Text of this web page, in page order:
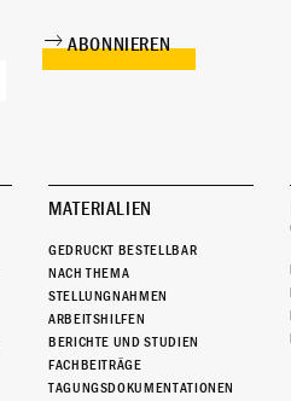
MATERIALIEN
GEDRUCKT BESTELLBAR
NACH THEMA
STELLUNGNAHMEN
ARBEITSHILFEN
BERICHTE UND STUDIEN
FACHBEITRÄGE
TAGUNGSDOKUMENTATIONEN